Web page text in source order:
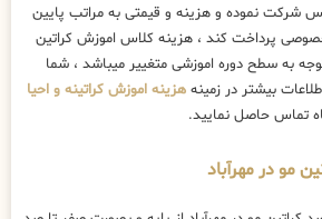
شرکت نموده و هزینه و قیمتی به مراتب پایین
پرداخت کند ، هزینه کلاس اموزش کراتین
به سطح دوره اموزشی متغییر میباشد ، شما
بیشتر در زمینه هزینه اموزش کراتینه و احیا
تماس حاصل نمایید.
مو در مهرآباد